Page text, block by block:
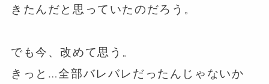
きたんだと思っていたのだろう。
でも今、改めて思う。
きっと…全部バレバレだったんじゃないか